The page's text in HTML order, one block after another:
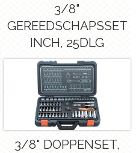
3/8"
GEREEDSCHAPSSET
INCH, 25DLG
3/8" DOPPENSET,